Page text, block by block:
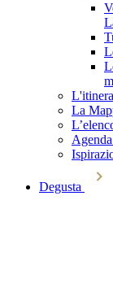
La
Degusta